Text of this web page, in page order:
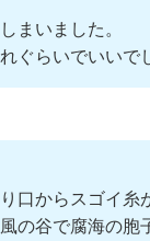
まいました。
ぐらいでいいで
口からスゴイ糸
の谷で腐海の胞